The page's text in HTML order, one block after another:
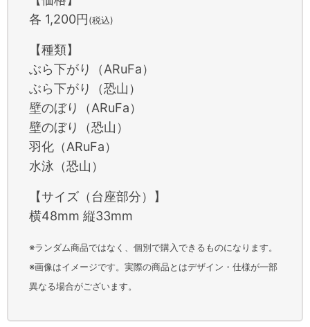
各 1,200円 (税込)
【種類】
ぶら下がり（ARuFa）
ぶら下がり（恐山）
壁のぼり（ARuFa）
壁のぼり（恐山）
羽化（ARuFa）
水泳（恐山）
【サイズ（台座部分）】
横48mm 縦33mm
※ランダム商品ではなく、個別で購入できるものになります。
※画像はイメージです。実際の商品とはデザイン・仕様が一部
異なる場合がございます。